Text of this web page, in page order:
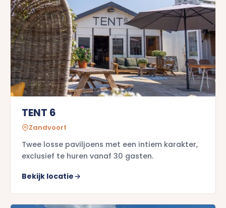
TENT 6
Zandvoort
Twee losse paviljoens met een intiem karakter,
exclusief te huren vanaf 30 gasten.
Bekijk locatie